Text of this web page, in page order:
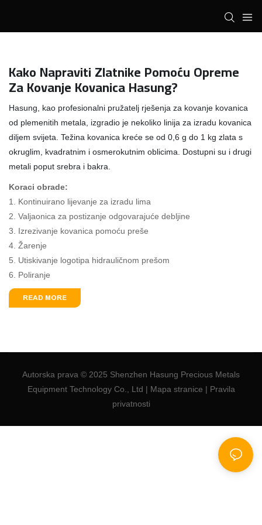
Kako Napraviti Zlatnike Pomoću Opreme
Za Kovanje Kovanica Hasung?
Hasung, kao profesionalni pružatelj rješenja za kovanje kovanica
od plemenitih metala, izgradio je nekoliko linija za izradu kovanica
diljem svijeta. Težina kovanica kreće se od 0,6 g do 1 kg zlata s
okruglim, kvadratnim i osmerokutnim oblicima. Dostupni su i drugi
metali poput srebra i bakra.
Koraci obrade:
1. Kontinuirano lijevanje za izradu lima
2. Valjaonica za postizanje odgovarajuće debljine
3. Izrezivanje kovanica pomoću preše
4. Žarenje
5. Utiskivanje logotipa hidrauličnom prešom
6. Poliranje
READ MORE
Autorska prava © 2025 Shenzhen Hasung Precious Metals
Equipment Technology Co., Ltd | Mapa stranice | Pravila
privatnosti